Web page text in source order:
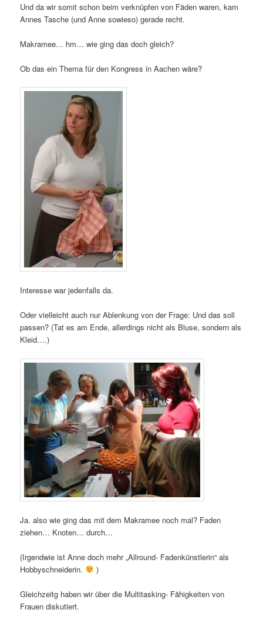
Und da wir somit schon beim verknüpfen von Fäden waren, kam
Annes Tasche (und Anne sowieso) gerade recht.
Makramee… hm… wie ging das doch gleich?
Ob das ein Thema für den Kongress in Aachen wäre?
Interesse war jedenfalls da.
Oder vielleicht auch nur Ablenkung von der Frage: Und das soll
passen? (Tat es am Ende, allerdings nicht als Bluse, sondern als
Kleid….)
Ja. also wie ging das mit dem Makramee noch mal? Faden
ziehen… Knoten… durch…
(Irgendwie ist Anne doch mehr „Allround- Fadenkünstlerin“ als
Hobbyschneiderin.
)
Gleichzeitg haben wir über die Multitasking- Fähigkeiten von
Frauen diskutiert.